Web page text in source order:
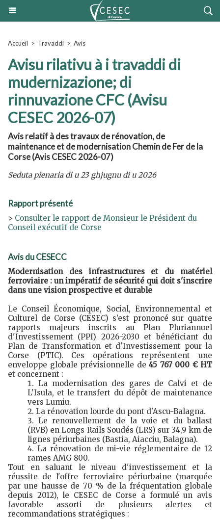
Accueil > Travaddi > Avis
Avisu rilativu à i travaddi di
mudernizazione; di
rinnuvazione CFC (Avisu
CESEC 2026-07)
Avis relatif à des travaux de rénovation, de
maintenance et de modernisation Chemin de Fer de la
Corse (Avis CESEC 2026-07)
Seduta pienaria di u 23 ghjugnu di u 2026
Rapport présenté
Consulter le rapport de Monsieur le Président du
Conseil exécutif de Corse ​
Avis du CESECC
Modernisation des infrastructures et du matériel
ferroviaire : un impératif de sécurité qui doit s'inscrire
dans une vision prospective et durable
Le Conseil Économique, Social, Environnemental et
Culturel de Corse (CESEC) s’est prononcé sur quatre
rapports majeurs inscrits au Plan Pluriannuel
d'Investissement (PPI) 2026-2030 et bénéficiant du
Plan de Transformation et d'Investissement pour la
Corse (PTIC). Ces opérations représentent une
enveloppe globale prévisionnelle de 45 767 000 € HT
et concernent :
La modernisation des gares de Calvi et de
L'Isula, et le transfert du dépôt de maintenance
vers Lumiu.
La rénovation lourde du pont d'Ascu-Balagna.
Le renouvellement de la voie et du ballast
(RVB) en Longs Rails Soudés (LRS) sur 34,9 km de
lignes périurbaines (Bastia, Aiacciu, Balagna).
La rénovation de mi-vie réglementaire de 12
rames AMG 800.
Tout en saluant le niveau d'investissement et la
réussite de l'offre ferroviaire périurbaine (marquée
par une hausse de 70 % de la fréquentation globale
depuis 2012), le CESEC de Corse a formulé un avis
favorable assorti de plusieurs alertes et
recommandations stratégiques :